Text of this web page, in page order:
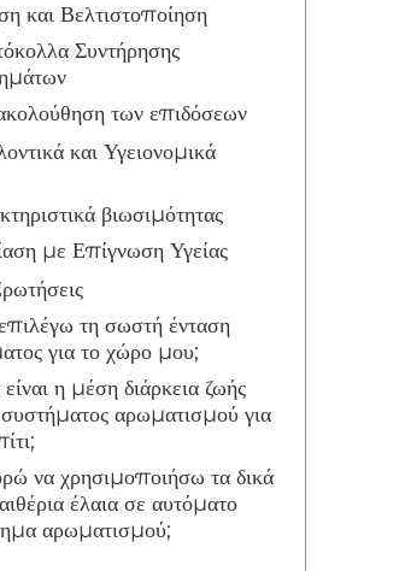
και Βελτιστοποίηση
Συντήρησης
των επιδόσεων
και Υγειονομικά
βιωσιμότητας
με Επίγνωση Υγείας
τη σωστή ένταση
για το χώρο μου;
η μέση διάρκεια ζωής
αρωματισμού για
να χρησιμοποιήσω τα δικά
έλαια σε αυτόματο
αρωματισμού;